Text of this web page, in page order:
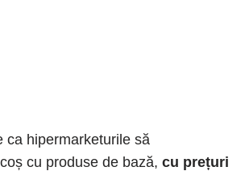
ca hipermarketurile să
cu produse de bază, cu prețuri